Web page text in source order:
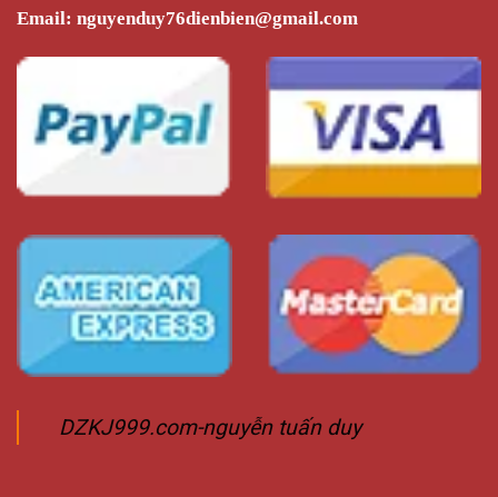
Email: nguyenduy76dienbien@gmail.com
DZKJ999.com-nguyễn tuấn duy